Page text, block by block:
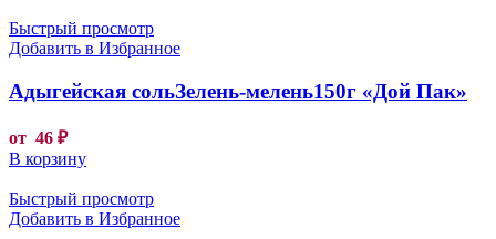
Быстрый просмотр
Добавить в Избранное
Адыгейская сольЗелень-мелень150г «Дой Пак»
от 46 ₽
В корзину
Быстрый просмотр
Добавить в Избранное